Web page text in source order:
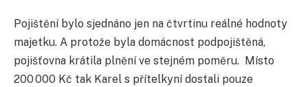
Pojištění bylo sjednáno jen na čtvrtinu reálné hodnoty
majetku. A protože byla domácnost podpojištěná,
pojišťovna krátila plnění ve stejném poměru. Místo
200 000 Kč tak Karel s přítelkyní dostali pouze